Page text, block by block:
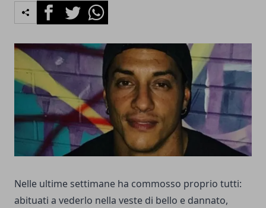
FacebookTwitterWhatsapp
Nelle ultime settimane ha commosso proprio tutti:
abituati a vederlo nella veste di bello e dannato,